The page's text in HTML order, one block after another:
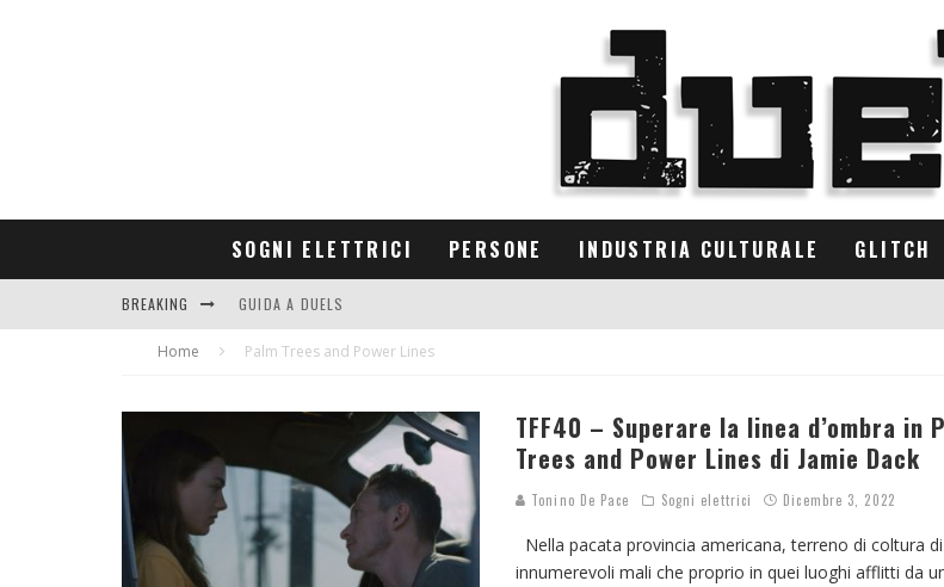
SOGNI ELETTRICI PERSONE INDUSTRIA CULTURALE GLITCH
BREAKING GUIDA A DUELS
CONTRIBUTORS
Home Palm Trees and Power Lines
TFF40 – Superare la linea d’ombra in
Trees and Power Lines di Jamie Dack
Tonino De Pace Sogni elettrici Dicembre 3, 2022
Nella pacata provincia americana, terreno di coltura di
innumerevoli mali che proprio in quei luoghi afflitti da